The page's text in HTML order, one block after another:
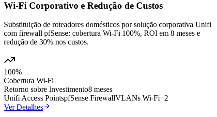
Wi-Fi Corporativo e Redução de Custos
Substituição de roteadores domésticos por solução corporativa Unifi
com firewall pfSense: cobertura Wi-Fi 100%, ROI em 8 meses e
redução de 30% nos custos.
100%
Cobertura Wi-Fi
Retorno sobre Investimento8 meses
Unifi Access PointspfSense FirewallVLANs Wi-Fi+2
Ver Detalhes